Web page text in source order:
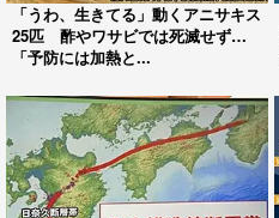
「うわ、生きてる」動くアニサキス
25匹 酢やワサビでは死滅せず…
「予防には加熱と...